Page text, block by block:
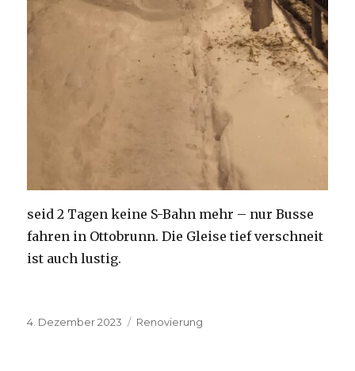
seid 2 Tagen keine S-Bahn mehr – nur Busse
fahren in Ottobrunn. Die Gleise tief verschneit
ist auch lustig.
Veröffentlicht
4. Dezember 2023 Kategorien
Renovierung